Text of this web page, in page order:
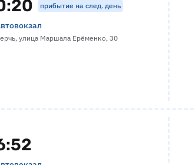
прибытие на след. день
улица Маршала Ерёменко, 30